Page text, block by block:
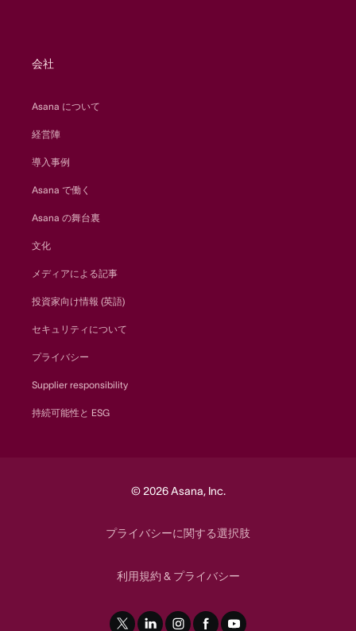
会社
Asana について
経営陣
導入事例
Asana で働く
Asana の舞台裏
文化
メディアによる記事
投資家向け情報 (英語)
セキュリティについて
プライバシー
Supplier responsibility
持続可能性と ESG
© 2026 Asana, Inc.
プライバシーに関する選択肢
利用規約 & プライバシー